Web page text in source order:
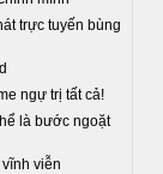
trực tuyến bùng
ngự trị tất cả!
là bước ngoặt
viễn